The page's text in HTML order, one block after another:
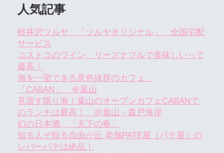
人気記事
軽井沢ツルヤ 「ツルヤオリジナル」 全国宅配
サービス
コストコのワイン リーズナブルで美味しいって
最高！
海を一望できる景色抜群のカフェ
「CABAN」 ＠葉山
見渡す限り海！葉山のオープンカフェCABANで
のランチは最高！ ＠葉山・森戸海岸
幻の日本酒 「天下の春」
知る人ぞ知る自由が丘 老舗PATE屋（パテ屋）の
レバーパテは絶品！